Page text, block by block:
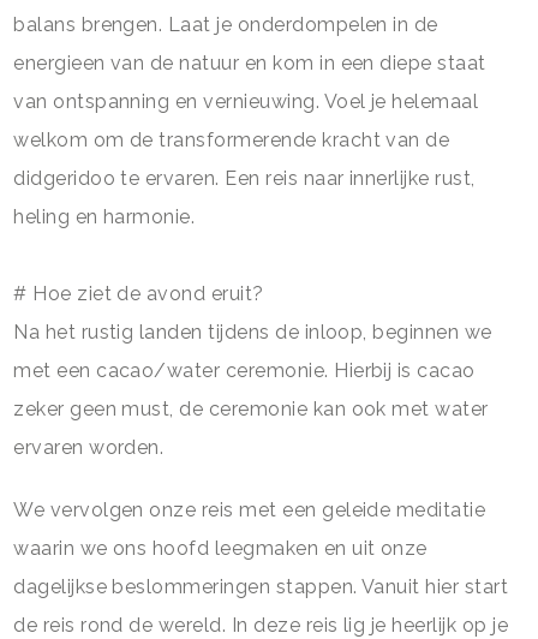
balans brengen. Laat je onderdompelen in de
energieen van de natuur en kom in een diepe staat
van ontspanning en vernieuwing. Voel je helemaal
welkom om de transformerende kracht van de
didgeridoo te ervaren. Een reis naar innerlijke rust,
heling en harmonie.
# Hoe ziet de avond eruit?
Na het rustig landen tijdens de inloop, beginnen we
met een cacao/water ceremonie. Hierbij is cacao
zeker geen must, de ceremonie kan ook met water
ervaren worden.
We vervolgen onze reis met een geleide meditatie
waarin we ons hoofd leegmaken en uit onze
dagelijkse beslommeringen stappen. Vanuit hier start
de reis rond de wereld. In deze reis lig je heerlijk op je